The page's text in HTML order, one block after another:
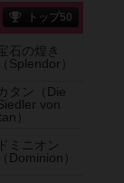
トップ50